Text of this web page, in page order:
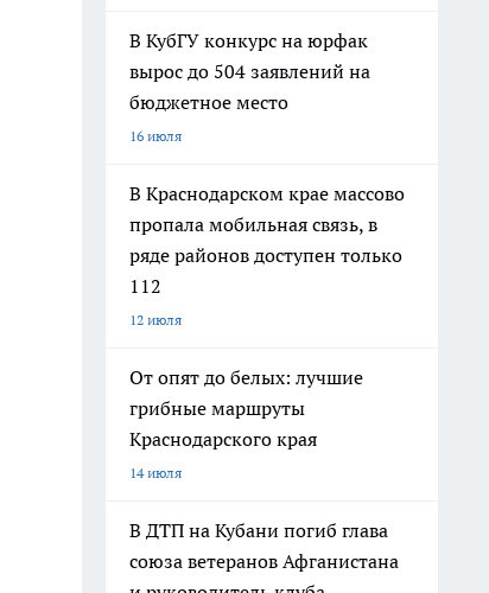
В КубГУ конкурс на юрфак
вырос до 504 заявлений на
бюджетное место
16 июля
В Краснодарском крае массово
пропала мобильная связь, в
ряде районов доступен только
112
12 июля
От опят до белых: лучшие
грибные маршруты
Краснодарского края
14 июля
В ДТП на Кубани погиб глава
союза ветеранов Афганистана